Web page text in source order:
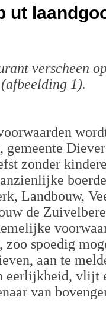
ut
verscheen
1).
gemeente
zonder
Landbouw,
de
zoo spoedig
aan te
eerlijkheid, vlijt
van